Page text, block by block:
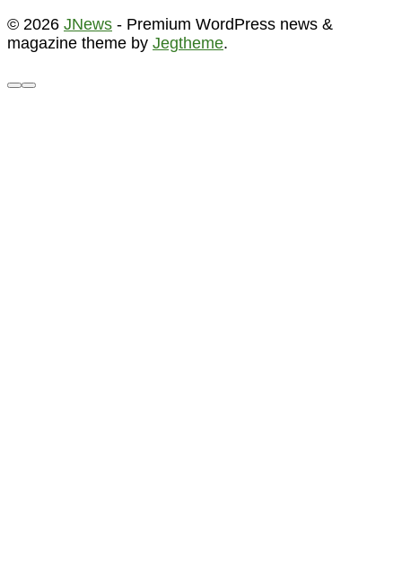
© 2026 JNews - Premium WordPress news &
magazine theme by Jegtheme.